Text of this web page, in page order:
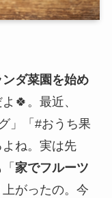
ダ菜園を始め
🍀。最近、
」「#おうち果
ね。実は先
家でフルーツ
がったの。今